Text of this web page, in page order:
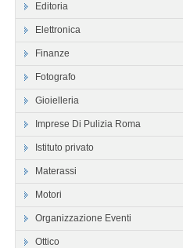
Editoria
Elettronica
Finanze
Fotografo
Gioielleria
Imprese Di Pulizia Roma
Istituto privato
Materassi
Motori
Organizzazione Eventi
Ottico